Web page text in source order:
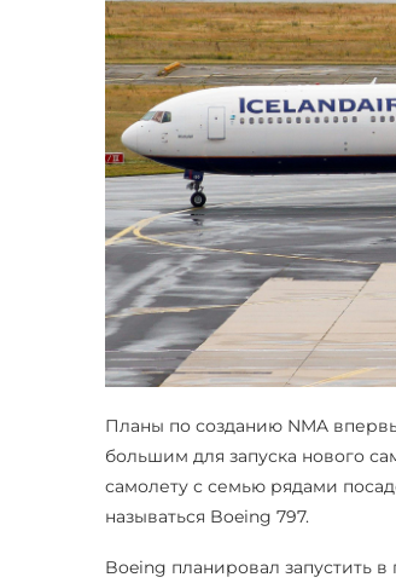
Планы по созданию NMA
большим для запуска нового
самолету с семью рядами
называться Boeing 797.
Boeing планировал запустить